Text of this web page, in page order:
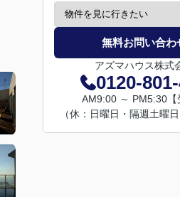
無料お問い合わ
アズマハウス株式
0120-
AM9:00 ～ PM5:30【
（休：日曜日・隔週土曜日